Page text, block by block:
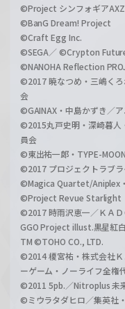
©Project シンフォギアAXZ
©BanG Dream! Project
©Craft Egg Inc.
©SEGA／ ©Crypton
©NANOHA Reflection
©2017 暁なつめ・三嶋く
会
©GAINAX・中島かずき／
©2015丸戸史明・深崎暮人
員会
©東出祐一郎・TYPE-
©2017 プロジェクトラブラ
©Magica Quartet/Aniplex
©Project Revue Starlight
©2017 時雨沢恵一／ＫＡ
GGO Project illust.黒星紅白
TM ©TOHO CO., LTD.
©2014 榎宮祐・株式会社Ｋ
ーゲーム・ノーライフ全権
©2011 5pb.／Nitroplus 未
©ミウラタダヒロ／集英社